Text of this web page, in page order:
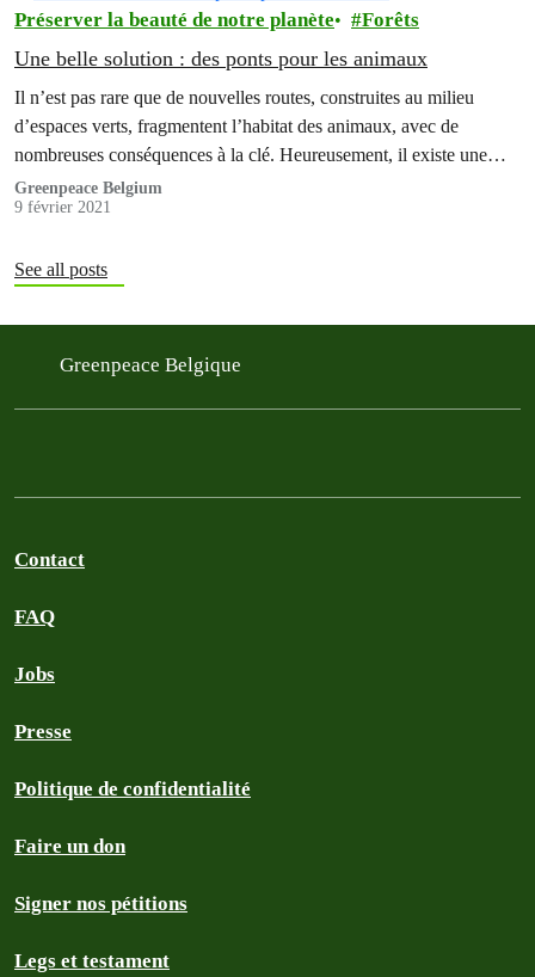
Préserver la beauté de notre planète Forêts
Une belle solution : des ponts pour les animaux
Il n’est pas rare que de nouvelles routes, construites au milieu
d’espaces verts, fragmentent l’habitat des animaux, avec de
nombreuses conséquences à la clé. Heureusement, il existe une
solution : des ponts spécialement conçus pour les animaux.
Greenpeace Belgium
9 février 2021
See all posts
Greenpeace Belgique
Contact
FAQ
Jobs
Presse
Politique de confidentialité
Faire un don
Signer nos pétitions
Legs et testament